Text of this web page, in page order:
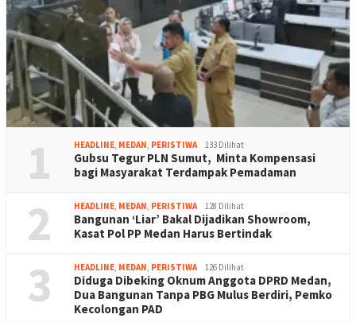
1 HEADLINE, MEDAN, PERISTIWA 133 Dilihat
Gubsu Tegur PLN Sumut, Minta Kompensasi
bagi Masyarakat Terdampak Pemadaman
2 HEADLINE, MEDAN, PERISTIWA 128 Dilihat
Bangunan ‘Liar’ Bakal Dijadikan Showroom,
Kasat Pol PP Medan Harus Bertindak
3 HEADLINE, MEDAN, PERISTIWA 126 Dilihat
Diduga Dibeking Oknum Anggota DPRD Medan,
Dua Bangunan Tanpa PBG Mulus Berdiri, Pemko
Kecolongan PAD